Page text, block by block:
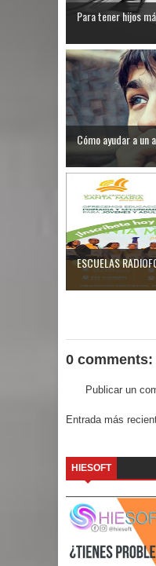
Para tener hijos
Cómo ayudar a un
ESCUELAS
0 comments:
Publicar un
Entrada más
HIESOFT